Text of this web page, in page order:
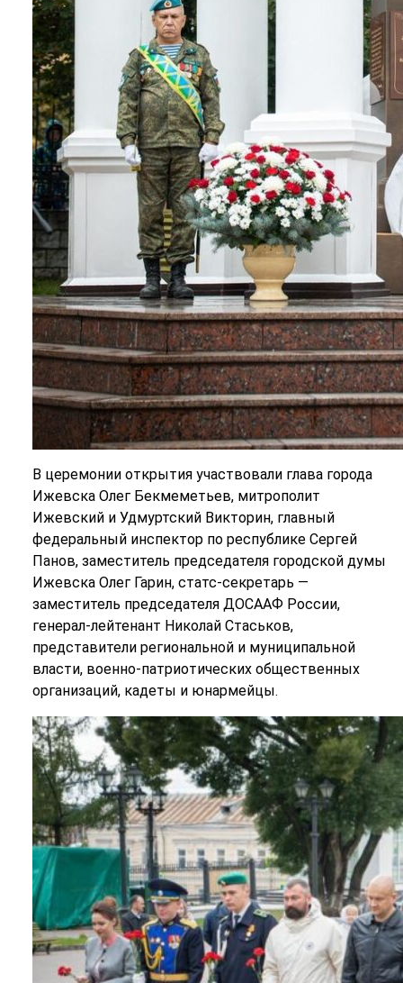
В церемонии открытия участвовали глава города
Ижевска Олег Бекмеметьев, митрополит
Ижевский и Удмуртский Викторин, главный
федеральный инспектор по республике Сергей
Панов, заместитель председателя городской думы
Ижевска Олег Гарин, статс-секретарь —
заместитель председателя ДОСААФ России,
генерал-лейтенант Николай Стаськов,
представители региональной и муниципальной
власти, военно-патриотических общественных
организаций, кадеты и юнармейцы.